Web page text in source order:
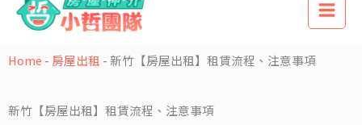
Home - 房屋出租 -新竹【房屋出租】租賃流程、注意事項
新竹【房屋出租】租賃流程、注意事項